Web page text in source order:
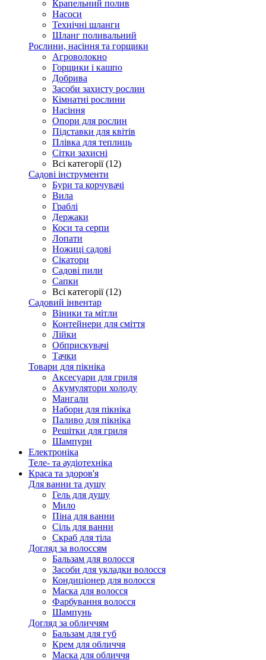
Крапельний полив
Насоси
Технічні шланги
Шланг поливальний
Рослини, насіння та горщики
Агроволокно
Горщики і кашпо
Добрива
Засоби захисту рослин
Кімнатні рослини
Насіння
Опори для рослин
Підставки для квітів
Плівка для теплиць
Сітки захисні
Всі категорії (12)
Садові інструменти
Бури та корчувачі
Вила
Граблі
Держаки
Коси та серпи
Лопати
Ножиці садові
Сікатори
Садові пили
Сапки
Всі категорії (12)
Садовий інвентар
Віники та мітли
Контейнери для сміття
Лійки
Обприскувачі
Тачки
Товари для пікніка
Аксесуари для гриля
Акумулятори холоду
Мангали
Набори для пікніка
Паливо для пікніка
Решітки для гриля
Шампури
Електроніка
Теле- та аудіотехніка
Краса та здоров'я
Для ванни та душу
Гель для душу
Мило
Піна для ванни
Сіль для ванни
Скраб для тіла
Догляд за волоссям
Бальзам для волосся
Засоби для укладки волосся
Кондиціонер для волосся
Маска для волосся
Фарбування волосся
Шампунь
Догляд за обличчям
Бальзам для губ
Крем для обличчя
Маска для обличчя